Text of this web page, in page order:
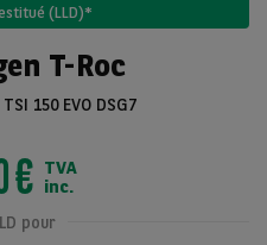
(LLD)*
T-Roc
150 EVO DSG7
€ TVA
inc.
pour